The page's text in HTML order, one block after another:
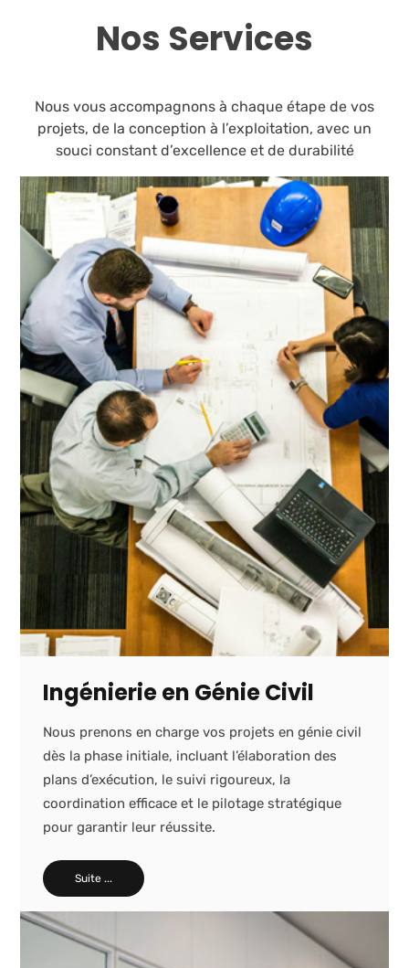
Nos Services
Nous vous accompagnons à chaque étape de vos
projets, de la conception à l’exploitation, avec un
souci constant d’excellence et de durabilité
Ingénierie en Génie Civil
Nous prenons en charge vos projets en génie civil
dès la phase initiale, incluant l’élaboration des
plans d’exécution, le suivi rigoureux, la
coordination efficace et le pilotage stratégique
pour garantir leur réussite.
Suite ...